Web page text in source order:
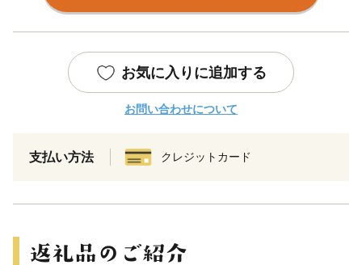
お気に入りに追加する
お問い合わせについて
支払い方法 クレジットカード